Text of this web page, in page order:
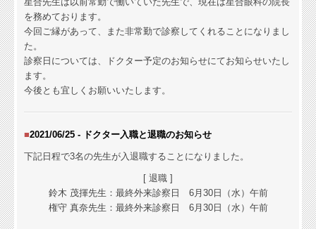
を務めております。
今回ご縁があって、また非常勤で診察してくれることになりまし
た。
診察日については、ドクター予定のお知らせにてお知らせいたし
ます。
今後とも宜しくお願いいたします。
■2021/06/25 - ドクター入職と退職のお知らせ
下記日程で3名の先生が入退職することになりました。
[ 退職 ]
鈴木 茂揮先生：最終外来診察日 6月30日（水）午前
権守 真奈先生： 最終外来診察日 6月30日（水）午前